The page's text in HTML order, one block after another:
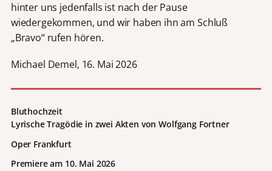
hinter uns jedenfalls ist nach der Pause
wiedergekommen, und wir haben ihn am Schluß
„Bravo“ rufen hören.
Michael Demel, 16. Mai 2026
Bluthochzeit
Lyrische Tragödie in zwei Akten von Wolfgang Fortner
Oper Frankfurt
Premiere am 10. Mai 2026